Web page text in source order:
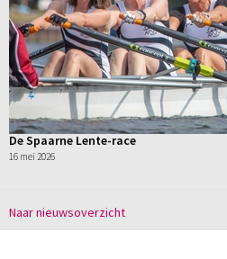
De Spaarne Lente-race
16 mei 2026
Naar nieuwsoverzicht